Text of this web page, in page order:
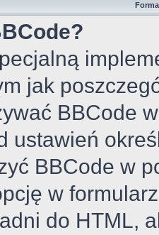
jak
BBCode
ustawień
BBCode w
w
do HTML,